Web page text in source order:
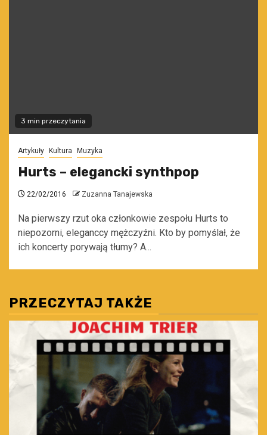
3 min przeczytania
Artykuły Kultura Muzyka
Hurts – elegancki synthpop
22/02/2016 Zuzanna Tanajewska
Na pierwszy rzut oka członkowie zespołu Hurts to
niepozorni, eleganccy mężczyźni. Kto by pomyślał, że
ich koncerty porywają tłumy? A...
PRZECZYTAJ TAKŻE